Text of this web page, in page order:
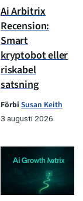
Ai Arbitrix
Recension:
Smart
kryptobot eller
riskabel
satsning
Förbi Susan Keith
3 augusti 2026